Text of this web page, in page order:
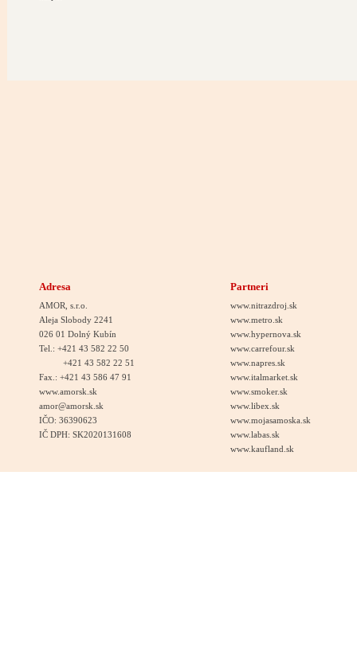
Adresa
AMOR, s.r.o.
Aleja Slobody 2241
026 01 Dolný Kubín
Tel.: +421 43 582 22 50
+421 43 582 22 51
Fax.: +421 43 586 47 91
www.amorsk.sk
amor@amorsk.sk
IČO: 36390623
IČ DPH: SK2020131608
Partneri
www.nitrazdroj.sk
www.metro.sk
www.hypernova.sk
www.carrefour.sk
www.napres.sk
www.italmarket.sk
www.smoker.sk
www.libex.sk
www.mojasamoska.sk
www.labas.sk
www.kaufland.sk